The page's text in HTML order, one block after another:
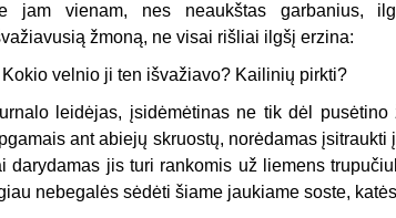
jam vienam, nes neaukštas garbanius,
žmoną, ne visai rišliai ilgšį erzina:
velnio ji ten išvažiavo? Kailinių pirkti?
leidėjas, įsidėmėtinas ne tik dėl
ant abiejų skruostų, norė­damas
darydamas jis turi rankomis už liemens
nebegalės sėdėti šiame jaukiame soste,